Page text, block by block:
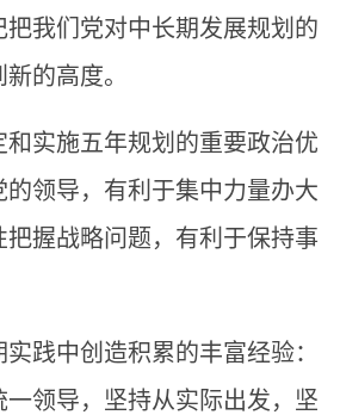
把我们党对中长期发展规划的
的高度。
实施五年规划的重要政治优
领导，有利于集中力量办大
握战略问题，有利于保持事
中创造积累的丰富经验：
一领导，坚持从实际出发，坚